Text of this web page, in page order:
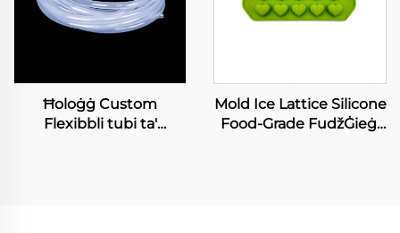
Ħoloġġ Custom
Flexibbli tubi ta'
Mold Ice Lattice Silicone
Food-Grade FudžĠieġi